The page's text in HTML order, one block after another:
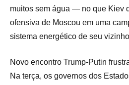
muitos sem água — no que Kiev
ofensiva de Moscou em uma
sistema energético de seu
Novo encontro Trump-Putin
Na terça, os governos dos